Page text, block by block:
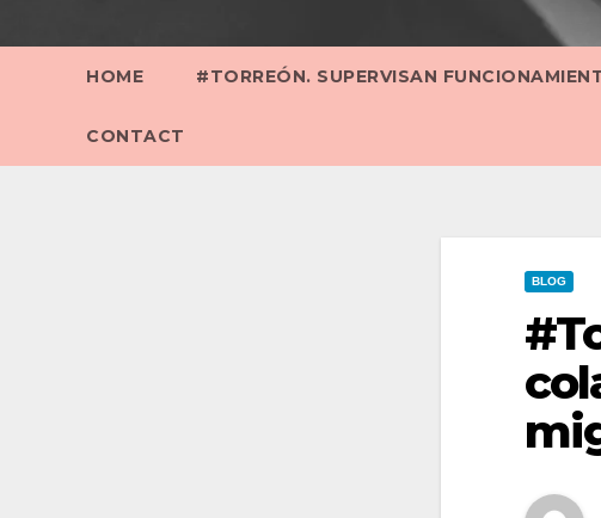
HOME #TORREÓN. SUPERVISAN
CONTACT
BLOG